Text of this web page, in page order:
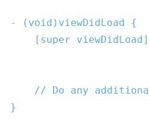
- ( void )viewDidLoad {
    [
super
// Do any
}